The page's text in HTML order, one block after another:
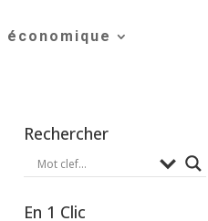
économique
Rechercher
En 1 Clic